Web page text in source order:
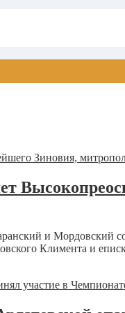
и Мордовский
Климента и